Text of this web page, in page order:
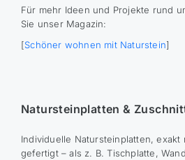
Für mehr Ideen und Projekte rund
Sie unser Magazin:
[Schöner wohnen mit Naturstein]
Natursteinplatten &
Individuelle Natursteinplatten, exakt
gefertigt – als z. B. Tischplatte,